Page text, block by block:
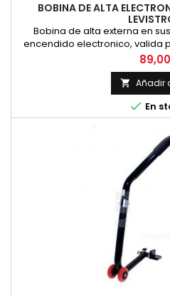
BOBINA DE ALTA
Bobina de alta externa en
encendido electronico, valida
origen lleven encendido
cables de color azul y cable
apariencia es compatible en
a la original Motoplat de color
y...
Precio
 Añadir
 En